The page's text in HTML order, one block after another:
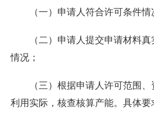
（一）申请人符合许可条件情
（二）申请人提交申请材料
情况；
（三）根据申请人许可范围
利用实际，核查核算产能。具体要